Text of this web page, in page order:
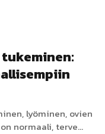
lyöminen, ovien
normaali, terve